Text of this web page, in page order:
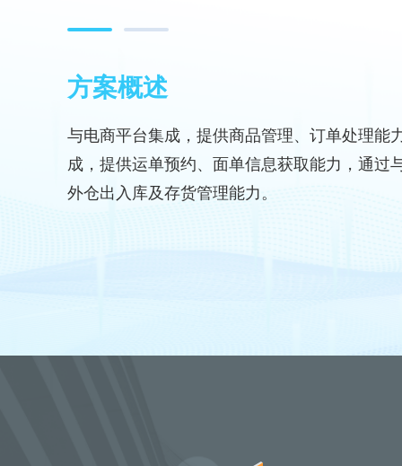
方案概述
与电商平台集成，提供商品管理、订单处理能
成，提供运单预约、面单信息获取能力，通过
外仓出入库及存货管理能力。